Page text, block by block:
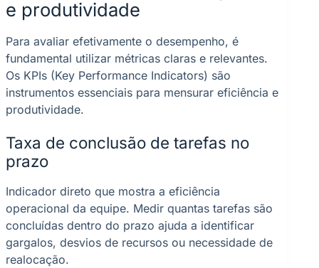
e produtividade
Para avaliar efetivamente o desempenho, é
fundamental utilizar métricas claras e relevantes.
Os KPIs (Key Performance Indicators) são
instrumentos essenciais para mensurar eficiência e
produtividade.
Taxa de conclusão de tarefas no
prazo
Indicador direto que mostra a eficiência
operacional da equipe. Medir quantas tarefas são
concluídas dentro do prazo ajuda a identificar
gargalos, desvios de recursos ou necessidade de
realocação.